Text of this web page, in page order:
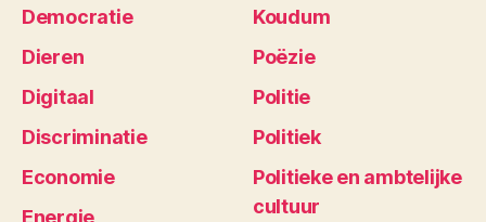
Democratie
Dieren
Digitaal
Discriminatie
Economie
Energie
Koudum
Poëzie
Politie
Politiek
Politieke en ambtelijke
cultuur